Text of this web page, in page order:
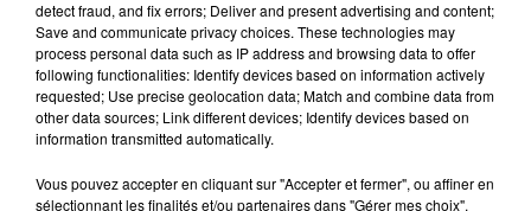
detect fraud, and fix errors; Deliver and present advertising and content;
Save and communicate privacy choices. These technologies may
process personal data such as IP address and browsing data to offer
following functionalities: Identify devices based on information actively
requested; Use precise geolocation data; Match and combine data from
other data sources; Link different devices; Identify devices based on
information transmitted automatically.
Vous pouvez accepter en cliquant sur "Accepter et fermer", ou affiner en
sélectionnant les finalités et/ou partenaires dans "Gérer mes choix".